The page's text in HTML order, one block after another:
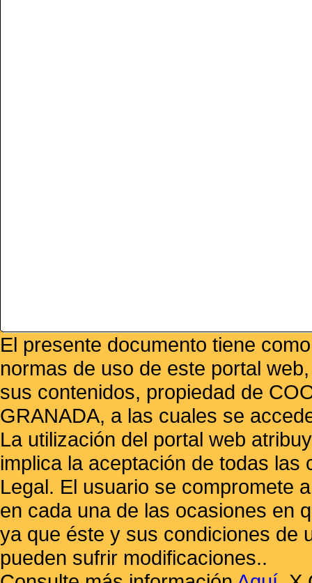
El presente documento tiene
normas de uso de este portal
sus contenidos, propiedad de
GRANADA, a las cuales se
La utilización del portal web
implica la aceptación de todas
Legal. El usuario se compromete
en cada una de las ocasiones en
ya que éste y sus condiciones de
pueden sufrir modificaciones..